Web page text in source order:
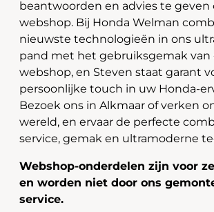
beantwoorden en advies te
webshop. Bij Honda Welman
nieuwste technologieën in ons
pand met het gebruiksgemak van
webshop, en Steven staat garant
persoonlijke touch in uw Honda-
Bezoek ons in Alkmaar of verken
wereld, en ervaar de perfecte
service, gemak en ultramoderne
Webshop-onderdelen zijn voor
en worden niet door ons
service.